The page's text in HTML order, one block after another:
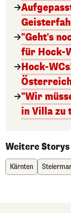
"Geht's
für Hock-
Hock-
"Wir
in Villa zu
Weitere Storys
Kärnten